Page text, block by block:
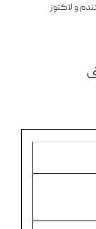
و لاکتوز